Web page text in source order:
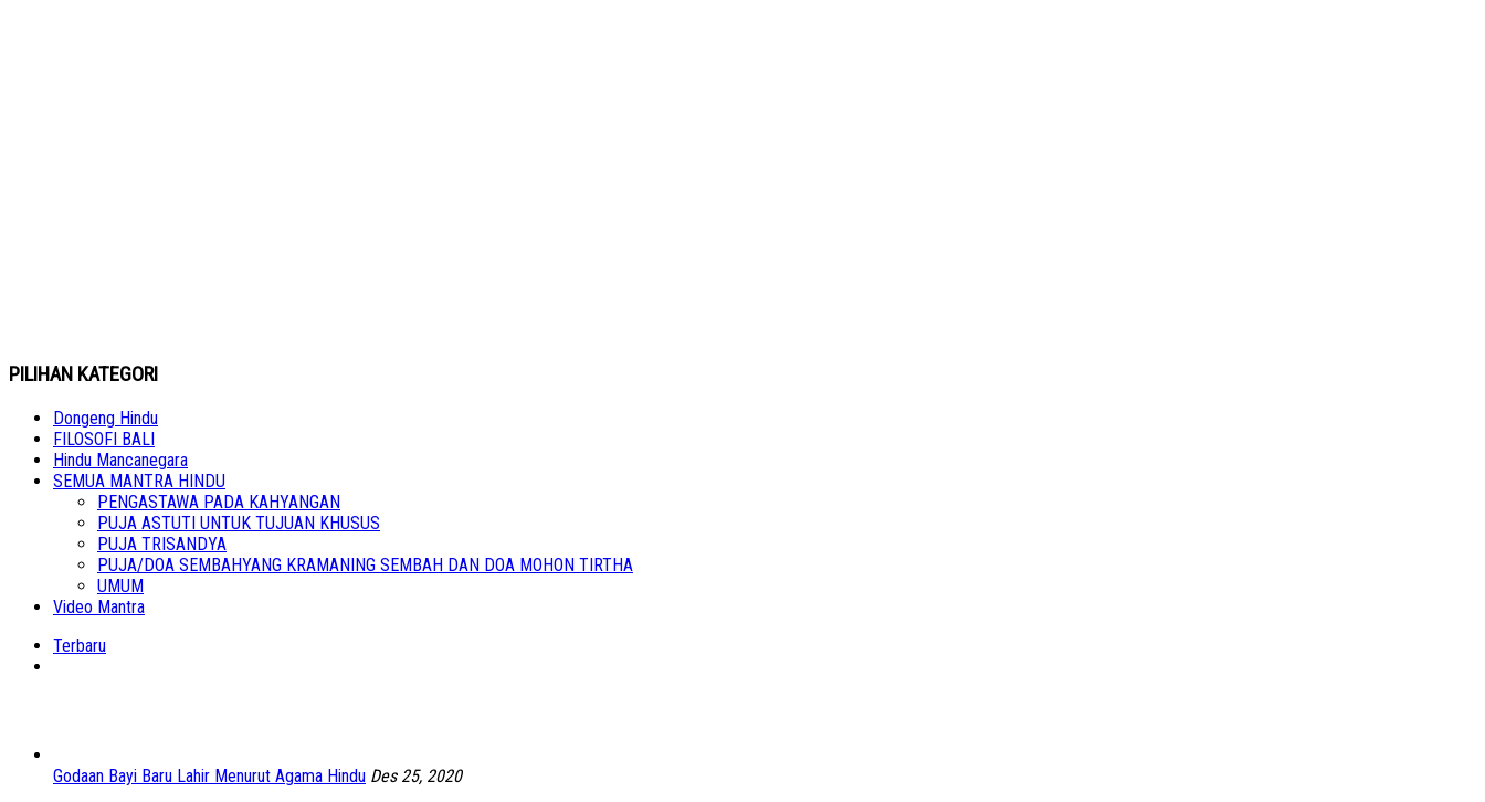
PILIHAN KATEGORI
Dongeng Hindu
FILOSOFI BALI
Hindu Mancanegara
SEMUA MANTRA HINDU
PENGASTAWA PADA KAHYANGAN
PUJA ASTUTI UNTUK TUJUAN KHUSUS
PUJA TRISANDYA
PUJA/DOA SEMBAHYANG KRAMANING SEMBAH DAN DOA MOHON TIRTHA
UMUM
Video Mantra
Terbaru
Godaan Bayi Baru Lahir Menurut Agama Hindu Des 25, 2020